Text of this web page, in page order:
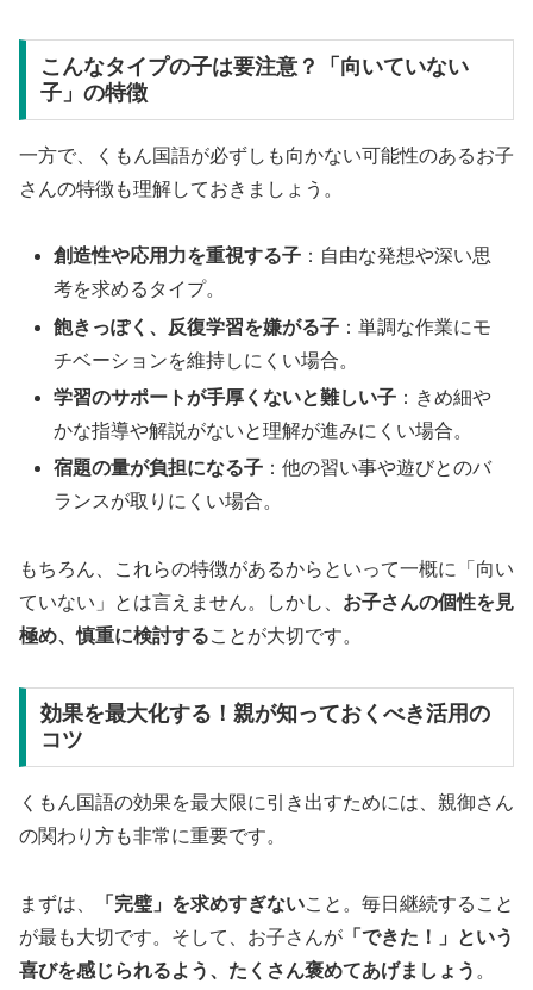
こんなタイプの子は要注意？「向いていない
子」の特徴
一方で、くもん国語が必ずしも向かない可能性のあるお子
さんの特徴も理解しておきましょう。
創造性や応用力を重視する子 ：自由な発想や深い思
考を求めるタイプ。
飽きっぽく、反復学習を嫌がる子 ：単調な作業にモ
チベーションを維持しにくい場合。
学習のサポートが手厚くないと難しい子 ：きめ細や
かな指導や解説がないと理解が進みにくい場合。
宿題の量が負担になる子 ：他の習い事や遊びとのバ
ランスが取りにくい場合。
もちろん、これらの特徴があるからといって一概に「向い
ていない」とは言えません。しかし、 お子さんの個性を見
極め、慎重に検討することが大切です。
効果を最大化する！親が知っておくべき活用の
コツ
くもん国語の効果を最大限に引き出すためには、親御さん
の関わり方も非常に重要です。
まずは、 「完璧」を求めすぎないこと。毎日継続すること
が最も大切です。そして、お子さんが 「できた！」という
喜びを感じられるよう、たくさん褒めてあげましょう 。